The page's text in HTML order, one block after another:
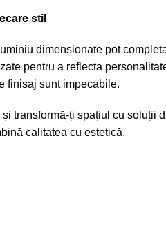
stil
dimensionate pot
pentru a reflecta
finisaj sunt impecabile.
transformă-ți spațiul cu soluții
calitatea cu estetică.